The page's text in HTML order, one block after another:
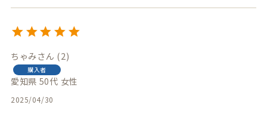
ちゃみ 2
購入者
愛知県 50代 女性
2025/04/30